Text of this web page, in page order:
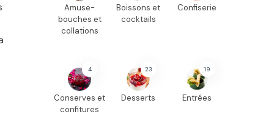
Amuse-
bouches et
collations
Boissons et
cocktails
Confiserie
4
Conserves et
confitures
23
Desserts
19
Entrées